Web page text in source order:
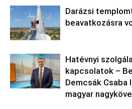
Darázsi
beavatkozásra
Hatévnyi
kapcsolatok –
Demcsák Csaba
magyar